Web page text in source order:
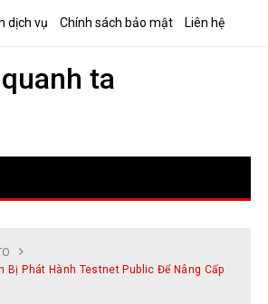
dịch vụ Chính sách bảo mật Liên hệ
ta
Bị Phát Hành Testnet Public Để Nâng Cấp